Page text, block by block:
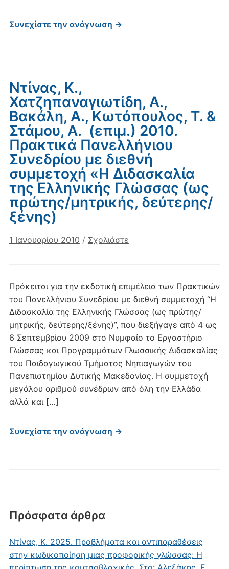
Πρόσφατα άρθρα
Ντίνας, Κ. 2025. Προβλήματα και αντιπαραθέσεις
στην κωδικοποίηση μιας προφορικής γλώσσας: Η
Συνεχίστε την ανάγνωση →
Ντίνας, Κ.,
Χατζηπαναγιωτίδη, Α.,
Βακάλη, Α., Κωτόπουλος, Τ. &
Στάμου, Α. (επιμ.) 2010.
Πρακτικά Πανελλήνιου
Συνεδρίου με διεθνή
συμμετοχή «Η Διδασκαλία
της Ελληνικής Γλώσσας (ως
πρώτης/μητρικής, δεύτερης/
ξένης)
1 Ιανουαρίου 2010 / Σχολιάστε
Πρόκειται για την εκδοτική επιμέλεια των Πρακτικών
του Πανελλήνιου Συνεδρίου με διεθνή συμμετοχή “Η
Διδασκαλία της Ελληνικής Γλώσσας (ως πρώτης/
μητρικής, δεύτερης/ξένης)”, που διεξήγαγε από 4 ως
6 Σεπτεμβρίου 2009 στο Νυμφαίο το Εργαστήριο
Γλώσσας και Προγραμμάτων Γλωσσικής Διδασκαλίας
του Παιδαγωγικού Τμήματος Νηπιαγωγών του
Πανεπιστημίου Δυτικής Μακεδονίας. Η συμμετοχή
μεγάλου αριθμού συνέδρων από όλη την Ελλάδα
αλλά και […]
Συνεχίστε την ανάγνωση →